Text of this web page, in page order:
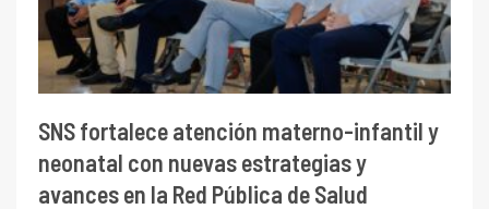
SNS fortalece atención materno-infantil y
neonatal con nuevas estrategias y
avances en la Red Pública de Salud